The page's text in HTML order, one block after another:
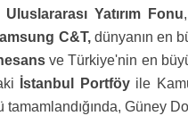
Uluslararası Yatırım Fonu
C&T,dünyanın en
ve Türkiye'nin en
İstanbul Portföyile
tamamlandığında, Güney